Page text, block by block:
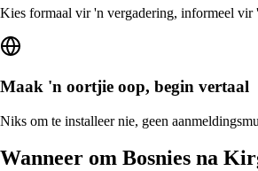
Kies formaal vir 'n vergadering, informeel vir
Maak 'n oortjie oop, begin vertaal
Niks om te installeer nie, geen
Wanneer om Bosnies na